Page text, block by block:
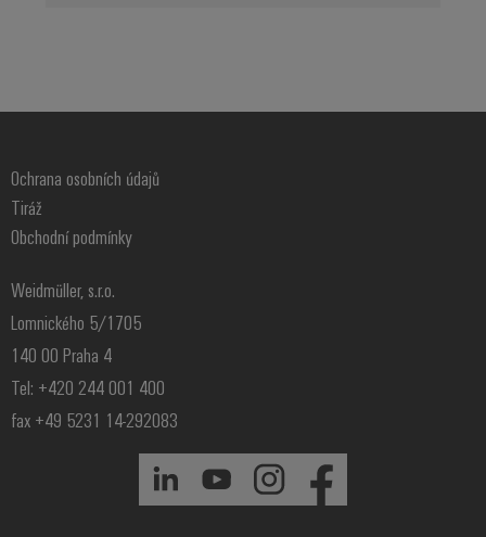
Ochrana osobních údajů
Tiráž
Obchodní podmínky
Weidmüller, s.r.o.
Lomnického 5/1705
140 00 Praha 4
Tel: +420 244 001 400
fax +49 5231 14-292083